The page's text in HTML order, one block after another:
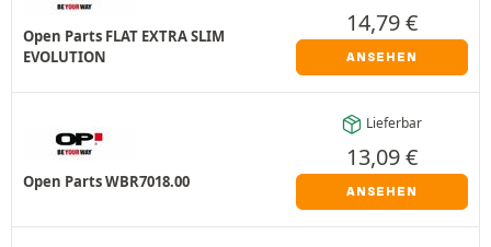
Open Parts FLAT EXTRA SLIM
EVOLUTION
14,79€
ANSEHEN
Open Parts WBR7018.00
Lieferbar
13,09€
ANSEHEN